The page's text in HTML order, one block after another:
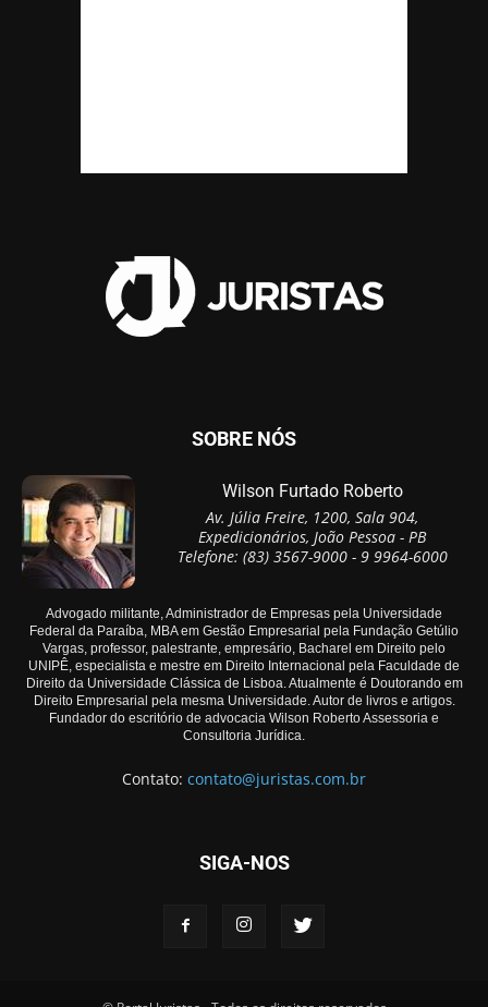
SOBRE NÓS
Wilson Furtado Roberto
Av. Júlia Freire, 1200, Sala 904,
Expedicionários, João Pessoa - PB
Telefone: (83) 3567-9000 - 9 9964-6000
Advogado militante, Administrador de Empresas pela Universidade
Federal da Paraíba, MBA em Gestão Empresarial pela Fundação Getúlio
Vargas, professor, palestrante, empresário, Bacharel em Direito pelo
UNIPÊ, especialista e mestre em Direito Internacional pela Faculdade de
Direito da Universidade Clássica de Lisboa. Atualmente é Doutorando em
Direito Empresarial pela mesma Universidade. Autor de livros e artigos.
Fundador do escritório de advocacia Wilson Roberto Assessoria e
Consultoria Jurídica.
Contato: contato@juristas.com.br
SIGA-NOS